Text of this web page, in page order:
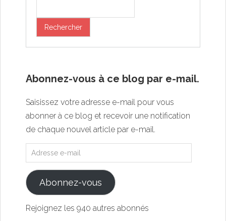
Abonnez-vous à ce blog par e-mail.
Saisissez votre adresse e-mail pour vous
abonner à ce blog et recevoir une notification
de chaque nouvel article par e-mail.
Abonnez-vous
Rejoignez les 940 autres abonnés